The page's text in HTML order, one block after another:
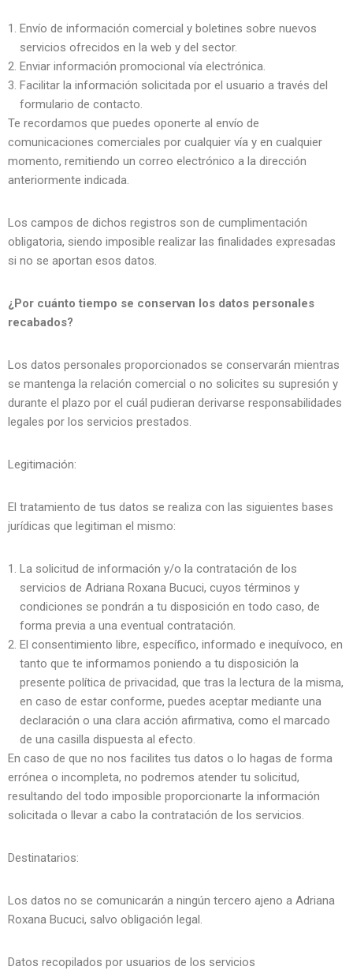
Envío de información comercial y boletines sobre nuevos
servicios ofrecidos en la web y del sector.
Enviar información promocional vía electrónica.
Facilitar la información solicitada por el usuario a través del
formulario de contacto.
Te recordamos que puedes oponerte al envío de
comunicaciones comerciales por cualquier vía y en cualquier
momento, remitiendo un correo electrónico a la dirección
anteriormente indicada.
Los campos de dichos registros son de cumplimentación
obligatoria, siendo imposible realizar las finalidades expresadas
si no se aportan esos datos.
¿Por cuánto tiempo se conservan los datos personales
recabados?
Los datos personales proporcionados se conservarán mientras
se mantenga la relación comercial o no solicites su supresión y
durante el plazo por el cuál pudieran derivarse responsabilidades
legales por los servicios prestados.
Legitimación:
El tratamiento de tus datos se realiza con las siguientes bases
jurídicas que legitiman el mismo:
La solicitud de información y/o la contratación de los
servicios de Adriana Roxana Bucuci, cuyos términos y
condiciones se pondrán a tu disposición en todo caso, de
forma previa a una eventual contratación.
El consentimiento libre, específico, informado e inequívoco, en
tanto que te informamos poniendo a tu disposición la
presente política de privacidad, que tras la lectura de la misma,
en caso de estar conforme, puedes aceptar mediante una
declaración o una clara acción afirmativa, como el marcado
de una casilla dispuesta al efecto.
En caso de que no nos facilites tus datos o lo hagas de forma
errónea o incompleta, no podremos atender tu solicitud,
resultando del todo imposible proporcionarte la información
solicitada o llevar a cabo la contratación de los servicios.
Destinatarios:
Los datos no se comunicarán a ningún tercero ajeno a Adriana
Roxana Bucuci, salvo obligación legal.
Datos recopilados por usuarios de los servicios